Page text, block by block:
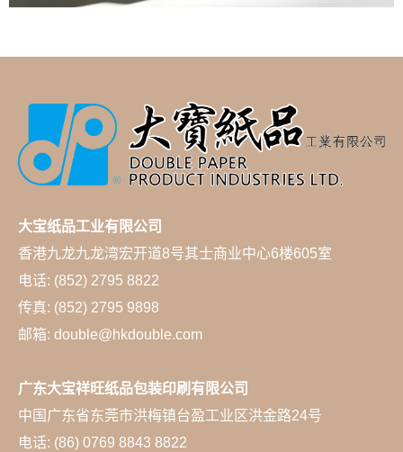
大宝纸品工业有限公司
香港九龙九龙湾宏开道8号其士商业中心6楼605室
电话: (852) 2795 8822
传真: (852) 2795 9898
邮箱: double@hkdouble.com
广东大宝祥旺纸品包装印刷有限公司
中国广东省东莞市洪梅镇台盈工业区洪金路24号
电话: (86) 0769 8843 8822